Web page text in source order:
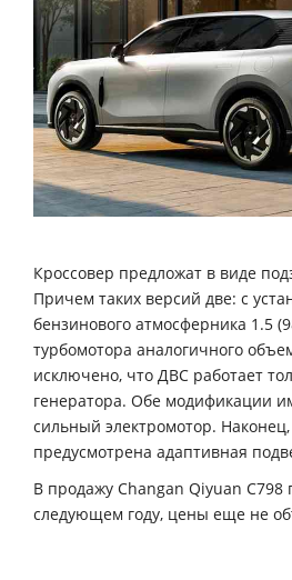
Кроссовер предложат в виде
Причем таких версий две: с
бензинового атмосферника 1.5
турбомотора аналогичного
исключено, что ДВС работает
генератора. Обе модификации
сильный электромотор.
предусмотрена адаптивная
В продажу Changan Qiyuan С798
следующем году, цены еще не